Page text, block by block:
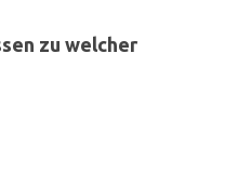
zu welcher